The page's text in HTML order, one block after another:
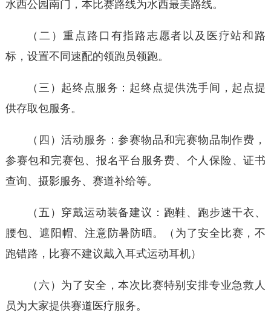
水西公园南门，本比赛路线为水西最美路线。
（二）重点路口有指路志愿者以及医疗站和路
标，设置不同速配的领跑员领跑。
（三）起终点服务：起终点提供洗手间，起点提
供存取包服务。
（四）活动服务：参赛物品和完赛物品制作费，
参赛包和完赛包、报名平台服务费、个人保险、证书
查询、摄影服务、赛道补给等。
（五）穿戴运动装备建议：跑鞋、跑步速干衣、
腰包、遮阳帽、注意防暑防晒。（为了安全比赛，不
跑错路，比赛不建议戴入耳式运动耳机）
（六）为了安全，本次比赛特别安排专业急救人
员为大家提供赛道医疗服务。